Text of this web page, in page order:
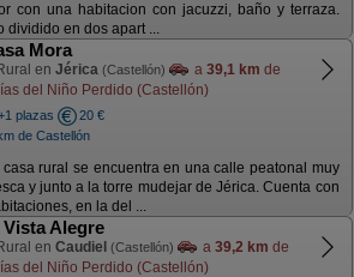
con una habitacion con jacuzzi, baño y terraza.
dividido en dos apart ...
Mora
en Jérica (Castellón) a 39,1 km de
del Niño Perdido (Castellón)
plazas
20 €
de Castellón
casa rural se encuentra en una calle peatonal muy
y junto a la torre mudejar de Jérica. Cuenta con
en la del ...
Vista Alegre
en Caudiel (Castellón) a 39,2 km de
del Niño Perdido (Castellón)